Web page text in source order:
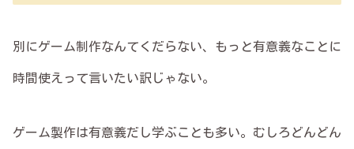
別にゲーム制作なんてくだらない、もっと有意義なことに
時間使えって言いたい訳じゃない。
ゲーム製作は有意義だし学ぶことも多い。むしろどんどん